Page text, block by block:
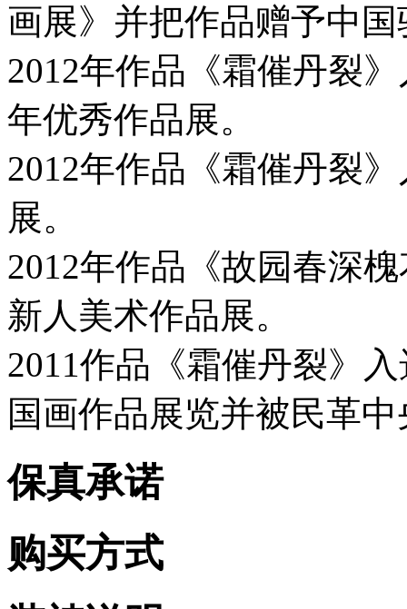
画展》并把作品赠予中
2012年作品《霜催丹裂
年优秀作品展。
2012年作品《霜催丹裂
展。
2012年作品《故园春深
新人美术作品展。
2011作品《霜催丹裂》
国画作品展览并被民革
保真承诺
购买方式